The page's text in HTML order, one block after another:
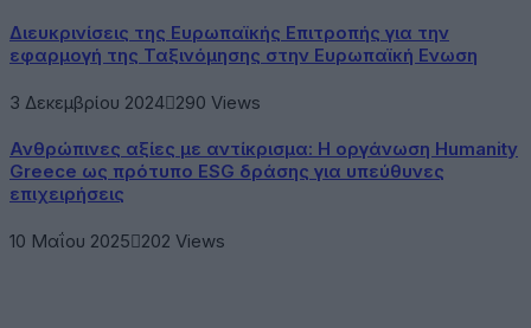
Διευκρινίσεις της Ευρωπαϊκής Επιτροπής για την
εφαρμογή της Ταξινόμησης στην Ευρωπαϊκή Ενωση
3 Δεκεμβρίου 2024 290 Views
Ανθρώπινες αξίες με αντίκρισμα: Η οργάνωση Humanity
Greece ως πρότυπο ESG δράσης για υπεύθυνες
επιχειρήσεις
10 Μαΐου 2025 202 Views